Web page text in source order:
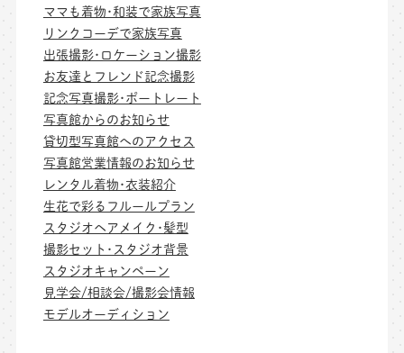
ママも着物･和装で家族写真
リンクコーデで家族写真
出張撮影･ロケーション撮影
お友達とフレンド記念撮影
記念写真撮影･ポートレート
写真館からのお知らせ
貸切型写真館へのアクセス
写真館営業情報のお知らせ
レンタル着物･衣装紹介
生花で彩るフルールプラン
スタジオヘアメイク･髪型
撮影セット･スタジオ背景
スタジオキャンペーン
見学会/相談会/撮影会情報
モデルオーディション